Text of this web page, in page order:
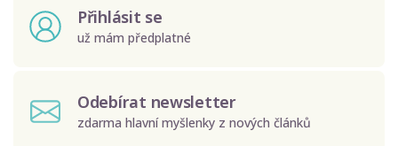
Přihlásit se
už mám předplatné
Odebírat newsletter
zdarma hlavní myšlenky z nových článků